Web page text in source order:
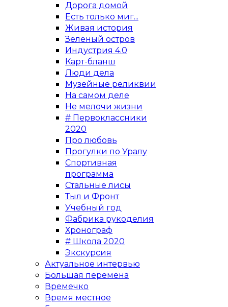
Дорога домой
Есть только миг...
Живая история
Зеленый остров
Индустрия 4.0
Карт-бланш
Люди дела
Музейные реликвии
На самом деле
Не мелочи жизни
# Первоклассники
2020
Про любовь
Прогулки по Уралу
Спортивная
программа
Стальные лисы
Тыл и Фронт
Учебный год
Фабрика рукоделия
Хронограф
# Школа 2020
Экскурсия
Актуальное интервью
Большая перемена
Времечко
Время местное